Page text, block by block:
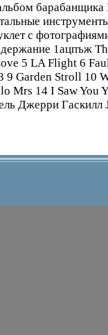
барабанщика
с
1ацпъж
5 LA Flight 6
9 Garden Stroll 10
Mrs 14 I Saw You
Джерри Гаскилл